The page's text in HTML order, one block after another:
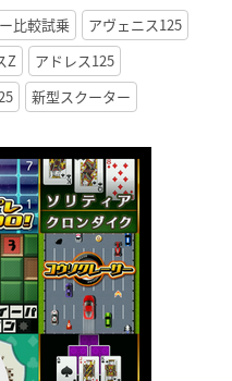
比較試乗
アヴェニス125
Z
アドレス125
新型スクーター